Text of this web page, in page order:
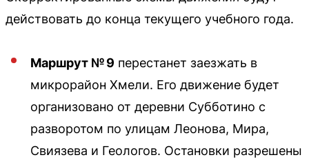
действовать до конца текущего учебного года.
Маршрут № 9 перестанет заезжать в
микрорайон Хмели. Его движение будет
организовано от деревни Субботино с
разворотом по улицам Леонова, Мира,
Свиязева и Геологов. Остановки разрешены